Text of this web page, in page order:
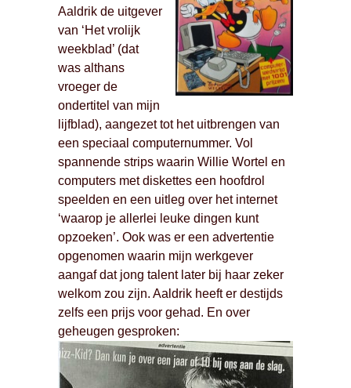
Aaldrik de uitgever
van ‘Het vrolijk
weekblad’ (dat
was althans
vroeger de
ondertitel van mijn
lijfblad), aangezet tot het uitbrengen van
een speciaal computernummer. Vol
spannende strips waarin Willie Wortel en
computers met diskettes een hoofdrol
speelden en een uitleg over het internet
‘waarop je allerlei leuke dingen kunt
opzoeken’. Ook was er een advertentie
opgenomen waarin mijn werkgever
aangaf dat jong talent later bij haar zeker
welkom zou zijn. Aaldrik heeft er destijds
zelfs een prijs voor gehad. En over
geheugen gesproken: